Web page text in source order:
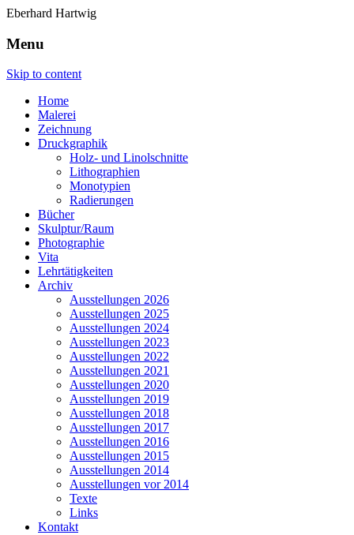
Eberhard Hartwig
Menu
Skip to content
Home
Malerei
Zeichnung
Druckgraphik
Holz- und Linolschnitte
Lithographien
Monotypien
Radierungen
Bücher
Skulptur/Raum
Photographie
Vita
Lehrtätigkeiten
Archiv
Ausstellungen 2026
Ausstellungen 2025
Ausstellungen 2024
Ausstellungen 2023
Ausstellungen 2022
Ausstellungen 2021
Ausstellungen 2020
Ausstellungen 2019
Ausstellungen 2018
Ausstellungen 2017
Ausstellungen 2016
Ausstellungen 2015
Ausstellungen 2014
Ausstellungen vor 2014
Texte
Links
Kontakt